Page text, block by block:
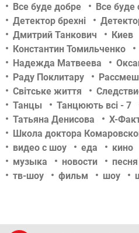
Все буде добре
Все буде
Детектор брехні
Дмитрий Танкович
Киев
Константин Томильченко
Надежда Матвеева
Раду Поклитару
Світське життя
Танцы
Танцюють всі - 7
Татьяна Денисова
Х-
Школа доктора
видео с шоу
еда кино
музыка
новости песня
тв-шоу
фильм шоу